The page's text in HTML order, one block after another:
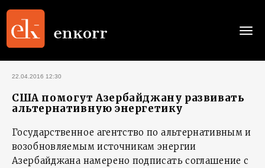
22.04.2016 12:30
США помогут Азербайджану развивать
альтернативную энергетику
Государственное агентство по альтернативным и
возобновляемым источникам энергии
Азербайджана намерено подписать соглашение с